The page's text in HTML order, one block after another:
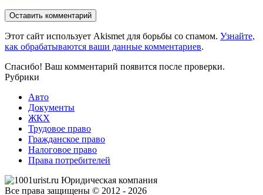
Оставить комментарий
Этот сайт использует Akismet для борьбы со спамом. Узнайте,
как обрабатываются ваши данные комментариев.
Спасибо! Ваш комментарий появится после проверки.
Рубрики
Авто
Документы
ЖКХ
Трудовое право
Гражданское право
Налоговое право
Права потребителей
Все права защищены © 2012 - 2026